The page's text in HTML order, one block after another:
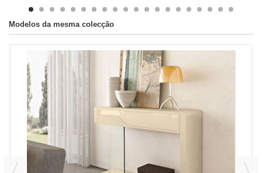
Modelos da mesma colecção